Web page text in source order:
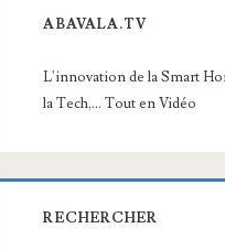
ABAVALA.TV
L'innovation de la Smart
la Tech,... Tout en Vidéo
RECHERCHER